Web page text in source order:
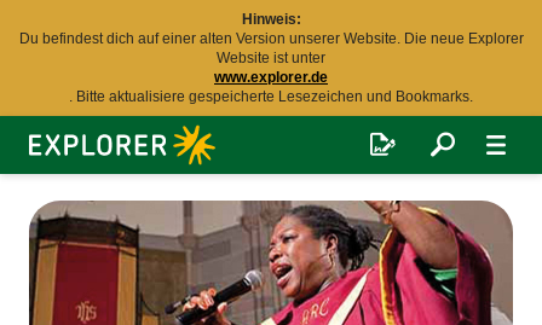
Hinweis:
Du befindest dich auf einer alten Version unserer Website. Die neue Explorer
Website ist unter
www.explorer.de
. Bitte aktualisiere gespeicherte Lesezeichen und Bookmarks.
Explorer
Fernreisen